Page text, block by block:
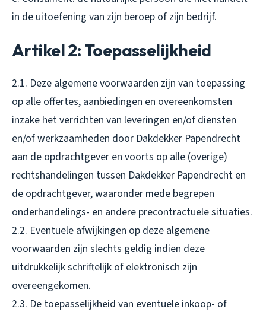
in de uitoefening van zijn beroep of zijn bedrijf.
Artikel 2: Toepasselijkheid
2.1. Deze algemene voorwaarden zijn van toepassing
op alle offertes, aanbiedingen en overeenkomsten
inzake het verrichten van leveringen en/of diensten
en/of werkzaamheden door Dakdekker Papendrecht
aan de opdrachtgever en voorts op alle (overige)
rechtshandelingen tussen Dakdekker Papendrecht en
de opdrachtgever, waaronder mede begrepen
onderhandelings- en andere precontractuele situaties.
2.2. Eventuele afwijkingen op deze algemene
voorwaarden zijn slechts geldig indien deze
uitdrukkelijk schriftelijk of elektronisch zijn
overeengekomen.
2.3. De toepasselijkheid van eventuele inkoop- of